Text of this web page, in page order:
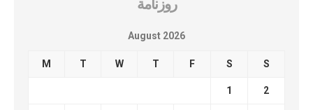
روزنامة
August 2026
M T W T F S S
1 2